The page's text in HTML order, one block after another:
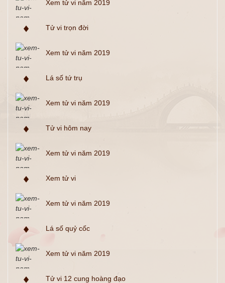
Xem tử vi năm 2019
Tử vi trọn đời
Xem tử vi năm 2019
Lá số tứ trụ
Xem tử vi năm 2019
Tử vi hôm nay
Xem tử vi năm 2019
Xem tử vi
Xem tử vi năm 2019
Lá số quỷ cốc
Xem tử vi năm 2019
Tử vi 12 cung hoàng đạo